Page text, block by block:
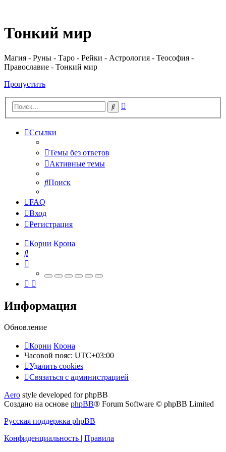
Тонкий мир
Магия - Руны - Таро - Рейки - Астрология - Теософия -
Православие - Тонкий мир
Пропустить
Поиск
Ссылки
Темы без ответов
Активные темы
Поиск
FAQ
Вход
Регистрация
Корни Крона
Поиск
Информация
Обновление
Корни Крона
Часовой пояс: UTC+03:00
Удалить cookies
Связаться
администрацией
Связаться с администрацией
Aero style developed for phpBB
Создано на основе phpBB® Forum Software © phpBB Limited
Русская поддержка phpBB
Конфиденциальность | Правила